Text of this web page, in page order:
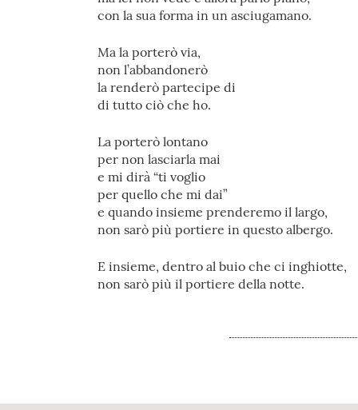
con la sua forma in un asciugamano.
Ma la porterò via,
non l’abbandonerò
la renderò partecipe di
di tutto ciò che ho.
La porterò lontano
per non lasciarla mai
e mi dirà “ti voglio
per quello che mi dai”
e quando insieme prenderemo il largo,
non sarò più portiere in questo albergo.
E insieme, dentro al buio che ci inghiotte,
non sarò più il portiere della notte.